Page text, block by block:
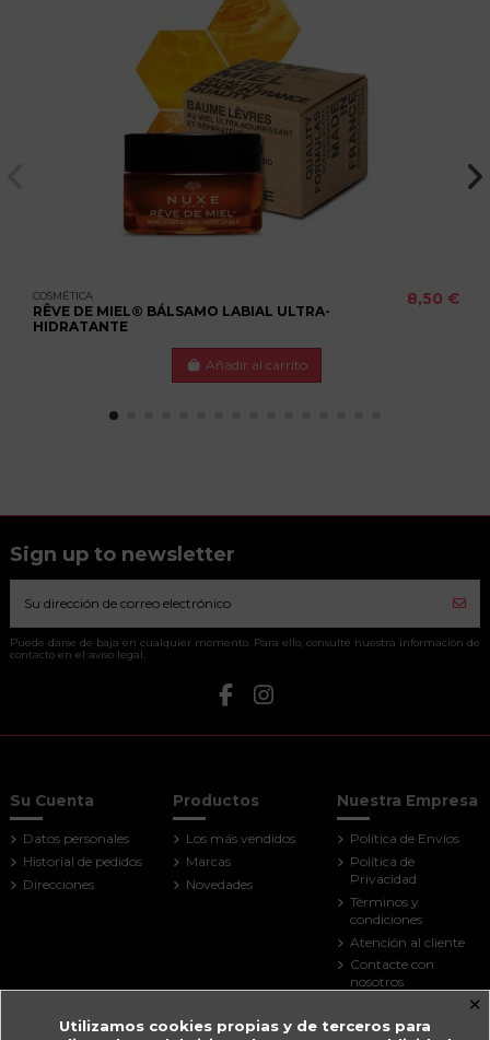
COSMÉTICA
RÊVE DE MIEL® BÁLSAMO LABIAL ULTRA-
HIDRATANTE
8,50 €
Añadir al carrito
Sign up to newsletter
Puede darse de baja en cualquier momento. Para ello, consulte nuestra información de
contacto en el aviso legal.
Su Cuenta
Datos personales
Historial de pedidos
Direcciones
Productos
Los más vendidos
Marcas
Novedades
Nuestra Empresa
Política de Envíos
Política de
Privacidad
Términos y
condiciones
Atención al cliente
Contacte con
nosotros
Tiendas
×
Utilizamos cookies propias y de terceros para